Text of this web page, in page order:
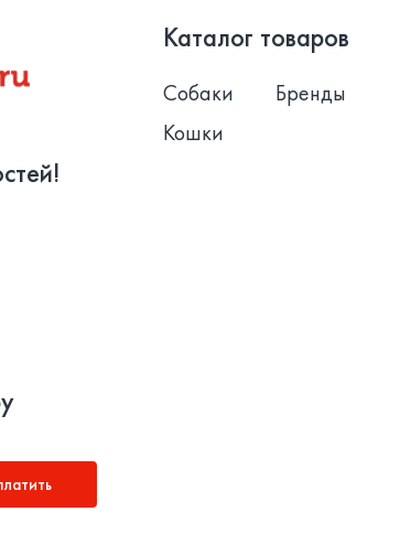
Каталог товаров
Собаки
Кошки
Бренды